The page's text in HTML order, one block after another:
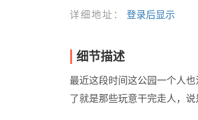
详细地址：
登录后显示
细节描述
最近这段时间这公园一个人
了就是那些玩意干完走人，说